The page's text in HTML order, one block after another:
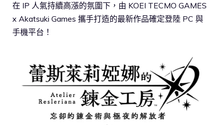
在 IP 人氣持續高漲的氛圍下，由 KOEI TECMO GAMES
x Akatsuki Games 攜手打造的最新作品確定登陸 PC 與
手機平台！